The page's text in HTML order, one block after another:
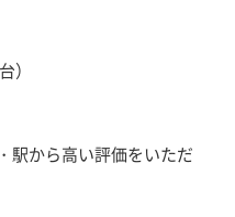
）
駅から高い評価をいただ